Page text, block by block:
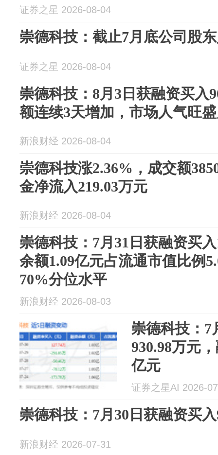
证券之星 2026-08-04
崇德科技：截止7月底公司股
证券之星 2026-08-04
崇德科技：8月3日获融资买入
额连续3天增加，市场人气旺
新浪财经 2026-08-04
崇德科技涨2.36%，成交额
金净流入219.03万元
新浪财经 2026-08-04
崇德科技：7月31日获融资买
余额1.09亿元占流通市值比例
70%分位水平
新浪财经 2026-08-03
崇德科技：7
930.98万元
亿元
证券之星AI 2026-
崇德科技：7月30日获融资买
新浪财经 2026-07-31